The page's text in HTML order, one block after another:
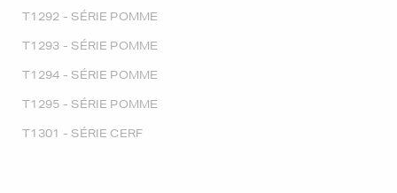
T1292 - SÉRIE POMME
T1293 - SÉRIE POMME
T1294 - SÉRIE POMME
T1295 - SÉRIE POMME
T1301 - SÉRIE CERF